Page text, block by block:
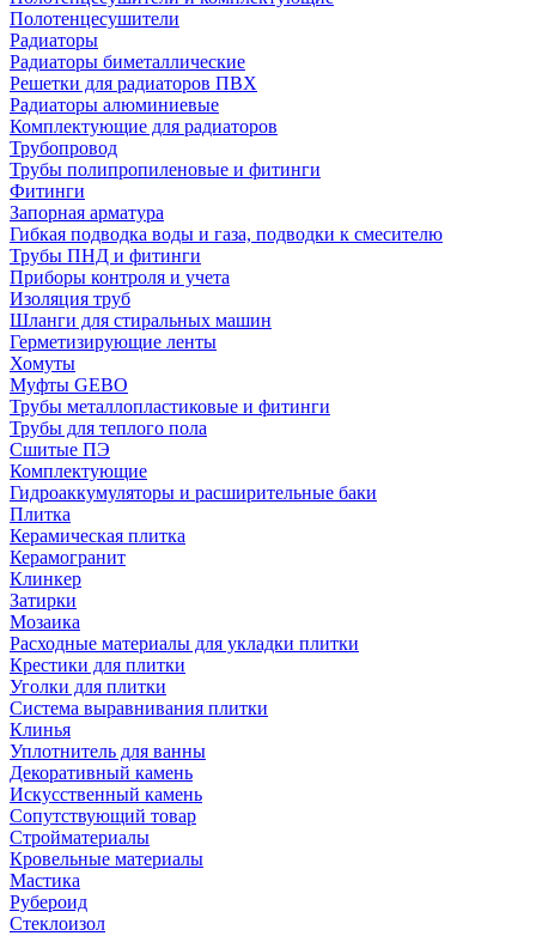
Полотенцесушители
Радиаторы
Радиаторы биметаллические
Решетки для радиаторов ПВХ
Радиаторы алюминиевые
Комплектующие для радиаторов
Трубопровод
Трубы полипропиленовые и фитинги
Фитинги
Запорная арматура
Гибкая подводка воды и газа, подводки к смесителю
Трубы ПНД и фитинги
Приборы контроля и учета
Изоляция труб
Шланги для стиральных машин
Герметизирующие ленты
Хомуты
Муфты GEBO
Трубы металлопластиковые и фитинги
Трубы для теплого пола
Сшитые ПЭ
Комплектующие
Гидроаккумуляторы и расширительные баки
Плитка
Керамическая плитка
Керамогранит
Клинкер
Затирки
Мозаика
Расходные материалы для укладки плитки
Крестики для плитки
Уголки для плитки
Система выравнивания плитки
Клинья
Уплотнитель для ванны
Декоративный камень
Искусственный камень
Сопутствующий товар
Стройматериалы
Кровельные материалы
Мастика
Рубероид
Стеклоизол